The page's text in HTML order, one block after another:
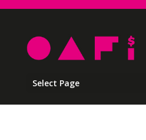
Select Page